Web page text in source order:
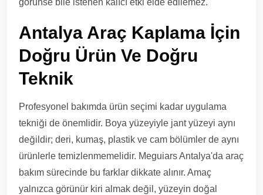
Antalya Araç Kaplama İçin
Doğru Ürün Ve Doğru
Teknik
Profesyonel bakımda ürün seçimi kadar uygulama
tekniği de önemlidir. Boya yüzeyiyle jant yüzeyi aynı
değildir; deri, kumaş, plastik ve cam bölümler de aynı
ürünlerle temizlenmemelidir. Meguiars Antalya'da araç
bakım sürecinde bu farklar dikkate alınır. Amaç
yalnızca görünür kiri almak değil, yüzeyin doğal